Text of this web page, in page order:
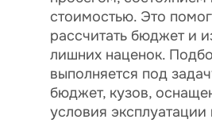
стоимостью. Это
рассчитать бюджет и
лишних наценок.
выполняется под
бюджет, кузов,
условия